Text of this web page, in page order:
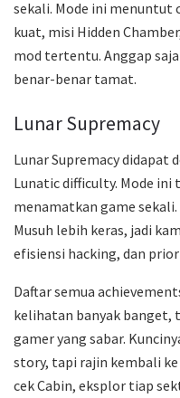
sekali. Mode ini menuntut
kuat, misi Hidden
mod tertentu. Anggap
benar-benar tamat.
Lunar Supremacy
Lunar Supremacy didapat
Lunatic difficulty. Mode ini
menamatkan game
Musuh lebih keras, jadi
efisiensi hacking, dan
Daftar semua
kelihatan banyak banget,
gamer yang sabar.
story, tapi rajin kembali
cek Cabin, eksplor tiap